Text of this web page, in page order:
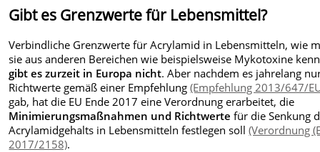
Gibt es Grenzwerte für Lebensmittel?
Verbindliche Grenzwerte für Acrylamid in Lebensmitteln, wie
sie aus anderen Bereichen wie beispielsweise Mykotoxine
gibt es zurzeit in Europa nicht. Aber nachdem es jahrelang
Richtwerte gemäß einer Empfehlung(Empfehlung 2013/647/
gab, hat die EU Ende 2017 eine Verordnung erarbeitet, die
Minimierungsmaßnahmen und Richtwerte für die Senkung
Acrylamidgehalts in Lebensmitteln festlegen soll(Verordnung
2017/2158).